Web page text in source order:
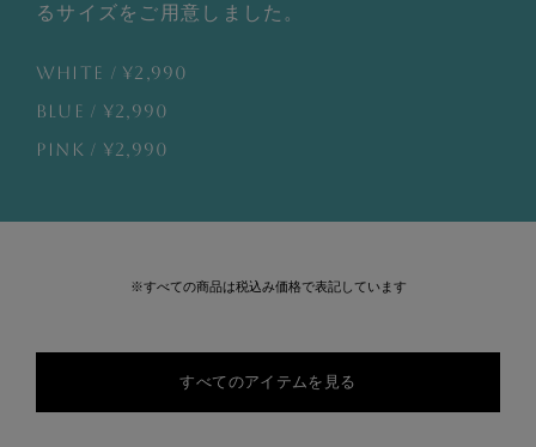
るサイズをご用意しました。
WHITE ¥2,990
BLUE
¥2,990
PINK
¥2,990
※すべての商品は税込み価格で表記しています
すべてのアイテムを見る